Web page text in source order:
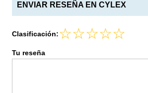
ENVIAR RESEÑA EN CYLEX
Clasificación:
Tu reseña